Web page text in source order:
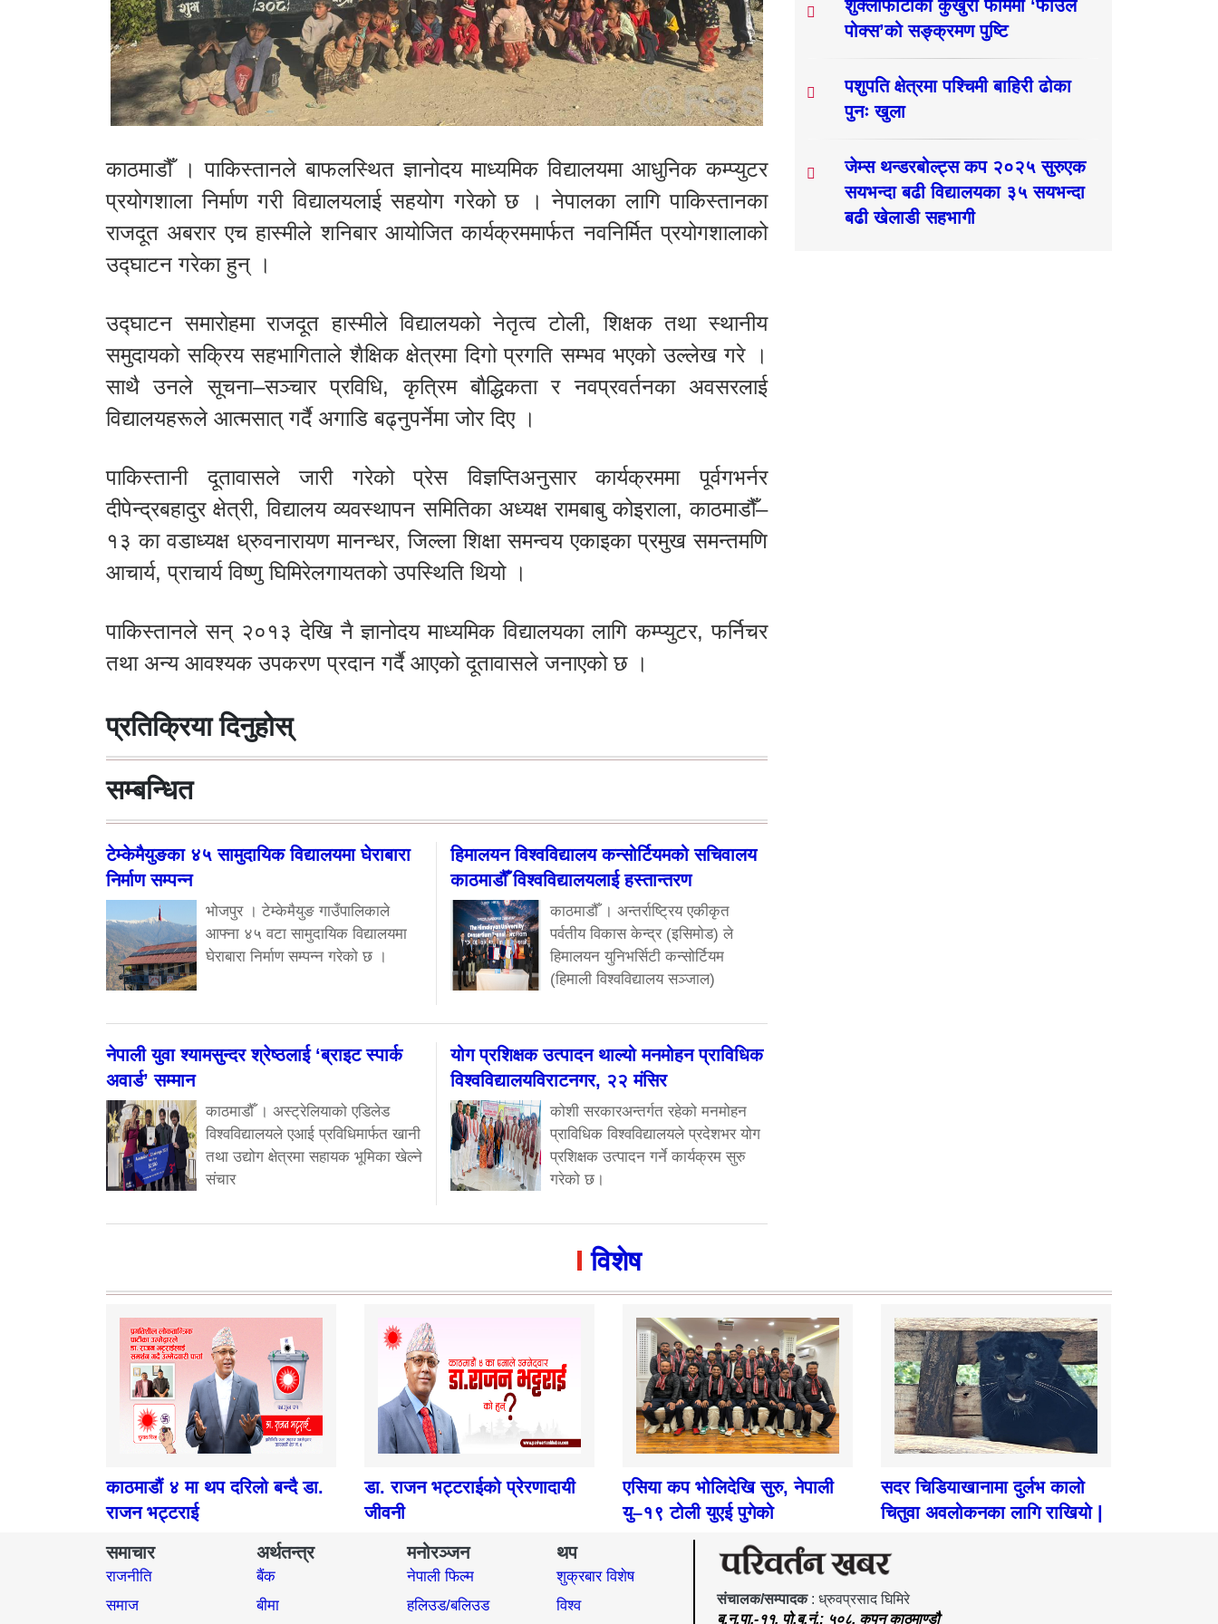
काठमाडौँ । पाकिस्तानले बाफलस्थित ज्ञानोदय माध्यमिक विद्यालयमा आधुनिक कम्प्युटर
प्रयोगशाला निर्माण गरी विद्यालयलाई सहयोग गरेको छ । नेपालका लागि पाकिस्तानका
राजदूत अबरार एच हास्मीले शनिबार आयोजित कार्यक्रममार्फत नवनिर्मित प्रयोगशालाको
उद्घाटन गरेका हुन् ।
उद्घाटन समारोहमा राजदूत हास्मीले विद्यालयको नेतृत्व टोली, शिक्षक तथा स्थानीय
समुदायको सक्रिय सहभागिताले शैक्षिक क्षेत्रमा दिगो प्रगति सम्भव भएको उल्लेख गरे ।
साथै उनले सूचना–सञ्चार प्रविधि, कृत्रिम बौद्धिकता र नवप्रवर्तनका अवसरलाई
विद्यालयहरूले आत्मसात् गर्दै अगाडि बढ्नुपर्नेमा जोर दिए ।
पाकिस्तानी दूतावासले जारी गरेको प्रेस विज्ञप्तिअनुसार कार्यक्रममा पूर्वगभर्नर
दीपेन्द्रबहादुर क्षेत्री, विद्यालय व्यवस्थापन समितिका अध्यक्ष रामबाबु कोइराला, काठमाडौँ–
१३ का वडाध्यक्ष ध्रुवनारायण मानन्धर, जिल्ला शिक्षा समन्वय एकाइका प्रमुख समन्तमणि
आचार्य, प्राचार्य विष्णु घिमिरेलगायतको उपस्थिति थियो ।
पाकिस्तानले सन् २०१३ देखि नै ज्ञानोदय माध्यमिक विद्यालयका लागि कम्प्युटर, फर्निचर
तथा अन्य आवश्यक उपकरण प्रदान गर्दै आएको दूतावासले जनाएको छ ।
प्रतिक्रिया दिनुहोस्
सम्बन्धित
टेम्केमैयुङका ४५ सामुदायिक विद्यालयमा घेराबारा
निर्माण सम्पन्न
भोजपुर । टेम्केमैयुङ गाउँपालिकाले
आफ्ना ४५ वटा सामुदायिक विद्यालयमा
घेराबारा निर्माण सम्पन्न गरेको छ ।
हिमालयन विश्वविद्यालय कन्सोर्टियमको सचिवालय
काठमाडौँ विश्वविद्यालयलाई हस्तान्तरण
काठमाडौँ । अन्तर्राष्ट्रिय एकीकृत
पर्वतीय विकास केन्द्र (इसिमोड) ले
हिमालयन युनिभर्सिटी कन्सोर्टियम
(हिमाली विश्वविद्यालय सञ्जाल)
नेपाली युवा श्यामसुन्दर श्रेष्ठलाई ‘ब्राइट स्पार्क
अवार्ड’ सम्मान
काठमाडौँ । अस्ट्रेलियाको एडिलेड
विश्वविद्यालयले एआई प्रविधिमार्फत खानी
तथा उद्योग क्षेत्रमा सहायक भूमिका खेल्ने
संचार
योग प्रशिक्षक उत्पादन थाल्यो मनमोहन प्राविधिक
विश्वविद्यालयविराटनगर, २२ मंसिर
कोशी सरकारअन्तर्गत रहेको मनमोहन
प्राविधिक विश्वविद्यालयले प्रदेशभर योग
प्रशिक्षक उत्पादन गर्ने कार्यक्रम सुरु
गरेको छ।
शुक्लाफाँटाका कुखुरा फार्ममा ‘फाउल
पोक्स’को सङ्क्रमण पुष्टि
पशुपति क्षेत्रमा पश्चिमी बाहिरी ढोका
पुनः खुला
जेम्स थन्डरबोल्ट्स कप २०२५ सुरुएक
सयभन्दा बढी विद्यालयका ३५ सयभन्दा
बढी खेलाडी सहभागी
विशेष
काठमाडौं ४ मा थप दरिलो बन्दै डा.
राजन भट्टराई
डा. राजन भट्टराईको प्रेरणादायी
जीवनी
एसिया कप भोलिदेखि सुरु, नेपाली
यु–१९ टोली युएई पुगेको
सदर चिडियाखानामा दुर्लभ कालो
चितुवा अवलोकनका लागि राखियो |
समाचार
राजनीति
समाज​
अर्थतन्त्र
बैंक
बीमा
मनोरञ्जन
नेपाली फिल्म
हलिउड/बलिउड
थप
शुक्रबार विशेष
विश्व
संचालक/सम्पादक: ध्रुवप्रसाद घिमिरे
बु.न.पा.-११, पो.ब.नं.: ५०८, कपन काठमाण्डौ